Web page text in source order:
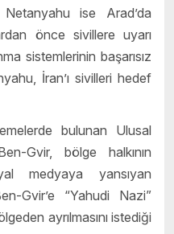
ise Arad’da
önce sivillere uyarı
sistemlerinin başarısız
İran’ı sivilleri hedef
bulunan Ulusal
Gvir, bölge halkının
medyaya yansıyan
Gvir’e “Yahudi Nazi”
ayrılmasını istediği